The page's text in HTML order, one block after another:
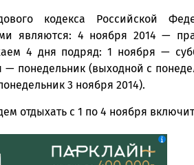
кодекса Российской
являются: 4 ноября 2014 —
4 дня подряд: 1 ноября —
понедельник (выходной с
3 ноября 2014).
отдыхать с 1 по 4 ноября